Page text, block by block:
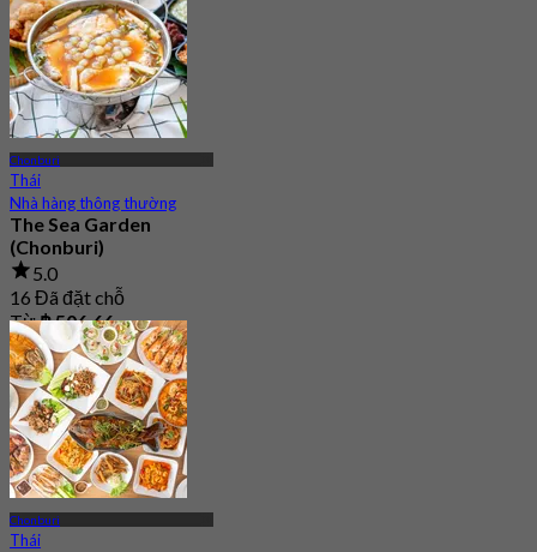
Chonburi
Thái
Nhà hàng thông thường
The Sea Garden
(Chonburi)
5.0
16 Đã đặt chỗ
Từ฿ 506.66
Chonburi
Thái